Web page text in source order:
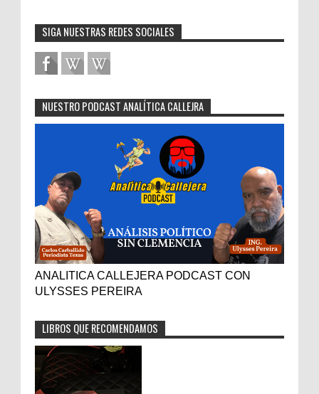
SIGA NUESTRAS REDES SOCIALES
NUESTRO PODCAST ANALÍTICA CALLEJRA
ANALITICA CALLEJERA PODCAST CON
ULYSSES PEREIRA
LIBROS QUE RECOMENDAMOS